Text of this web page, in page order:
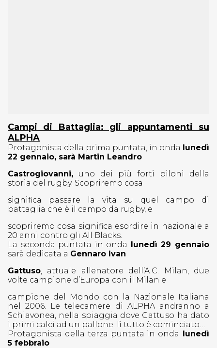
Campi di Battaglia: gli appuntamenti su
ALPHA
Protagonista della prima puntata, in onda lunedì
22 gennaio, sarà Martin Leandro
Castrogiovanni, uno dei più forti piloni della
storia del rugby. Scopriremo cosa
significa passare la vita su quel campo di
battaglia che è il campo da rugby, e
scopriremo cosa significa esordire in nazionale a
20 anni contro gli All Blacks.
La seconda puntata in onda lunedì 29 gennaio
sarà dedicata a Gennaro Ivan
Gattuso, attuale allenatore dell’A.C. Milan, due
volte campione d’Europa con il Milan e
campione del Mondo con la Nazionale Italiana
nel 2006. Le telecamere di ALPHA andranno a
Schiavonea, nella spiaggia dove Gattuso ha dato
i primi calci ad un pallone: lì tutto è cominciato…
Protagonista della terza puntata in onda lunedì
5 febbraio